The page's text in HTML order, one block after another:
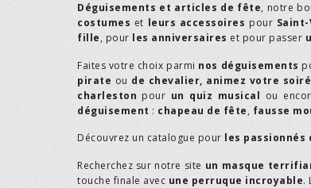
Déguisements et articles de fête, notre
costumes et leurs accessoires pour
fille, pour les anniversaires et pour passer
Faites votre choix parmi nos déguisements
pirate ou de chevalier, animez votre
charleston pour un quiz musical ou
déguisement : chapeau de fête, fausse
Découvrez un catalogue pour les passionnés
Recherchez sur notre site un masque
touche finale avec une perruque incroyable.